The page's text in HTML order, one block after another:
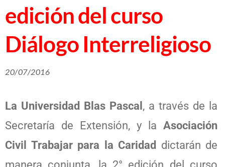
edición del curso
Diálogo Interreligioso
20/07/2016
La Universidad Blas Pascal , a través de la
Secretaría de Extensión, y la Asociación
Civil Trabajar para la Caridad dictarán de